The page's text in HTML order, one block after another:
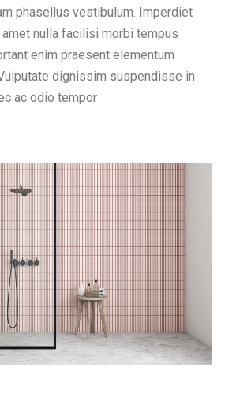
phasellus vestibulum. Imperdiet
nulla facilisi morbi tempus
enim praesent elementum
dignissim suspendisse in
ac odio tempor